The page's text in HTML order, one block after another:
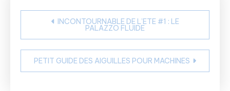
Navigation
de
l’article
INCONTOURNABLE DE L’ETE #1 : LE
PALAZZO FLUIDE
PETIT GUIDE DES AIGUILLES POUR MACHINES